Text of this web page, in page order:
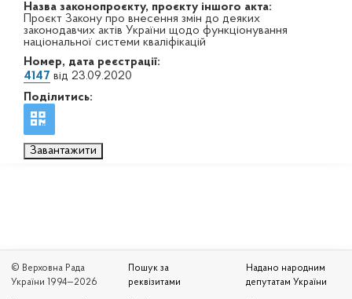
Назва законопроєкту, проєкту іншого акта:
Проєкт Закону про внесення змін до деяких
законодавчих актів України щодо функціонування
національної системи кваліфікацій
Номер, дата реєстрації:
4147 від 23.09.2020
Поділитись:
Завантажити
© Верховна Рада
України 1994—2026
Пошук за
реквізитами
Надано народним
депутатам України